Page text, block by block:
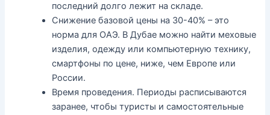
последний долго лежит на складе.
Снижение базовой цены на 30-40% – это
норма для ОАЭ. В Дубае можно найти меховые
изделия, одежду или компьютерную технику,
смартфоны по цене, ниже, чем Европе или
России.
Время проведения. Периоды расписываются
заранее, чтобы туристы и самостоятельные